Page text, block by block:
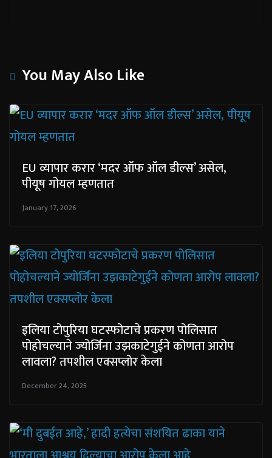
You May Also Like
EU व्यापार करार ‘मदर ऑफ ऑल डील्स’ असेल,
पीयूष गोयल म्हणतात
January 17, 2026
इलिया टोपुरिया घटस्फोटाचे प्रकरण पोलिसात
पोहोचल्याने ज्योर्जिना उझकाटेगुईने कोणता आरोप
लावला? तपशील एक्सप्लोर केला
December 24, 2025